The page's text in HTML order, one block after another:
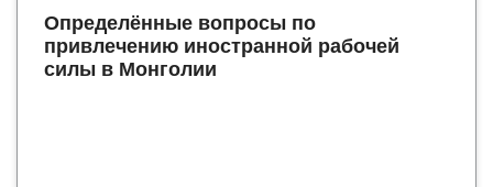
Определённые вопросы по
привлечению иностранной рабочей
силы в Монголии